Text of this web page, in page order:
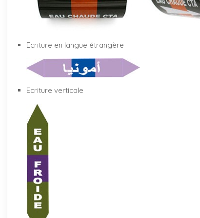
Ecriture en langue étrangère
Ecriture verticale